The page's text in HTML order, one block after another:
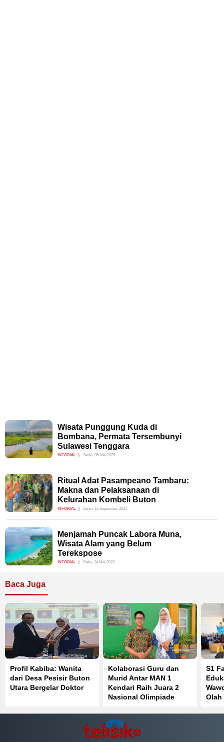
Wisata Punggung Kuda di
Bombana, Permata Tersembunyi
Sulawesi Tenggara
INFORIAL Senin, 05 Mei 2025
Ritual Adat Pasampeano Tambaru:
Makna dan Pelaksanaan di
Kelurahan Kombeli Buton
INFORIAL Senin, 16 September 2024
Menjamah Puncak Labora Muna,
Wisata Alam yang Belum
Terekspose
INFORIAL Rabu, 24 Mei 2023
Baca Juga
Profil Kabiba: Wanita
dari Desa Pesisir Buton
Utara Bergelar Doktor
Kolaborasi Guru dan
Murid Antar MAN 1
Kendari Raih Juara 2
Nasional Olimpiade
S1
Olah